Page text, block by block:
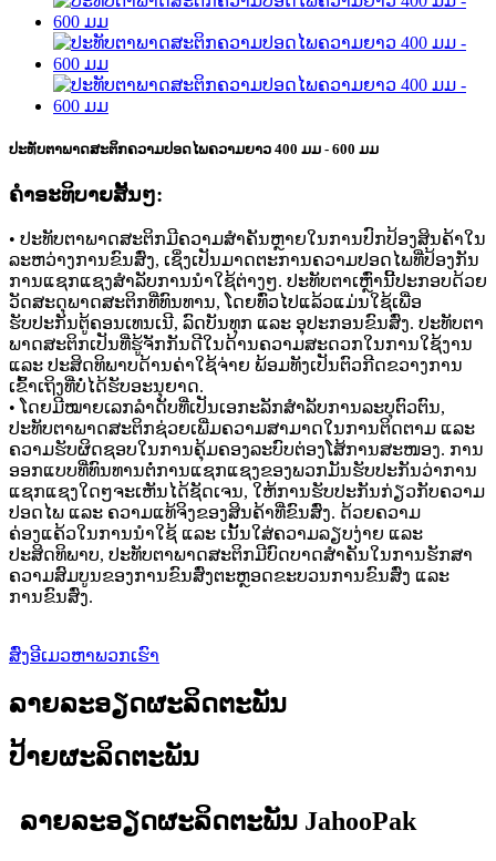
ປະທັບຕາພາດສະຕິກຄວາມປອດໄພຄວາມຍາວ 400 ມມ - 600 ມມ
ຄໍາອະທິບາຍສັ້ນໆ:
• ປະທັບຕາພາດສະຕິກມີຄວາມສຳຄັນຫຼາຍໃນການປົກປ້ອງສິນຄ້າໃນ
ລະຫວ່າງການຂົນສົ່ງ, ເຊິ່ງເປັນມາດຕະການຄວາມປອດໄພທີ່ປ້ອງກັນ
ການແຊກແຊງສຳລັບການນຳໃຊ້ຕ່າງໆ. ປະທັບຕາເຫຼົ່ານີ້ປະກອບດ້ວຍ
ວັດສະດຸພາດສະຕິກທີ່ທົນທານ, ໂດຍທົ່ວໄປແລ້ວແມ່ນໃຊ້ເພື່ອ
ຮັບປະກັນຕູ້ຄອນເທນເນີ, ລົດບັນທຸກ ແລະ ອຸປະກອນຂົນສົ່ງ. ປະທັບຕາ
ພາດສະຕິກເປັນທີ່ຮູ້ຈັກກັນດີໃນດ້ານຄວາມສະດວກໃນການໃຊ້ງານ
ແລະ ປະສິດທິພາບດ້ານຄ່າໃຊ້ຈ່າຍ ພ້ອມທັງເປັນຕົວກີດຂວາງການ
ເຂົ້າເຖິງທີ່ບໍ່ໄດ້ຮັບອະນຸຍາດ.
• ໂດຍມີໝາຍເລກລຳດັບທີ່ເປັນເອກະລັກສຳລັບການລະບຸຕົວຕົນ,
ປະທັບຕາພາດສະຕິກຊ່ວຍເພີ່ມຄວາມສາມາດໃນການຕິດຕາມ ແລະ
ຄວາມຮັບຜິດຊອບໃນການຄຸ້ມຄອງລະບົບຕ່ອງໂສ້ການສະໜອງ. ການ
ອອກແບບທີ່ທົນທານຕໍ່ການແຊກແຊງຂອງພວກມັນຮັບປະກັນວ່າການ
ແຊກແຊງໃດໆຈະເຫັນໄດ້ຊັດເຈນ, ໃຫ້ການຮັບປະກັນກ່ຽວກັບຄວາມ
ປອດໄພ ແລະ ຄວາມແທ້ຈິງຂອງສິນຄ້າທີ່ຂົນສົ່ງ. ດ້ວຍຄວາມ
ຄ່ອງແຄ້ວໃນການນຳໃຊ້ ແລະ ເນັ້ນໃສ່ຄວາມລຽບງ່າຍ ແລະ
ປະສິດທິພາບ, ປະທັບຕາພາດສະຕິກມີບົດບາດສຳຄັນໃນການຮັກສາ
ຄວາມສົມບູນຂອງການຂົນສົ່ງຕະຫຼອດຂະບວນການຂົນສົ່ງ ແລະ
ການຂົນສົ່ງ.
ສົ່ງອີເມວຫາພວກເຮົາ
ລາຍລະອຽດຜະລິດຕະພັນ
ປ້າຍຜະລິດຕະພັນ
ລາຍລະອຽດຜະລິດຕະພັນ JahooPak